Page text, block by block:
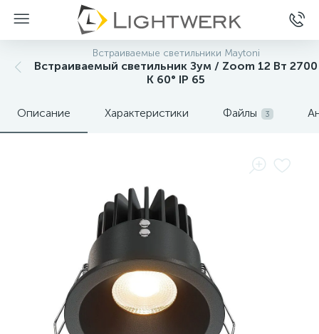
Встраиваемые светильники Maytoni
Встраиваемый светильник Зум / Zoom 12 Вт 2700
К 60° IP 65
Описание Характеристики Файлы 3